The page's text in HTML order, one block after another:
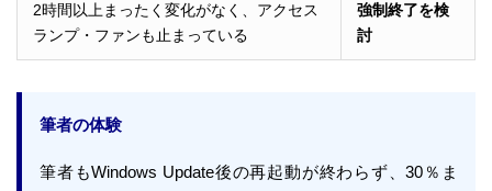
2時間以上まったく変化がなく、アクセス
ランプ・ファンも止まっている
強制終了を検
討
筆者の体験
筆者もWindows Update後の再起動が終わらず、30％ま